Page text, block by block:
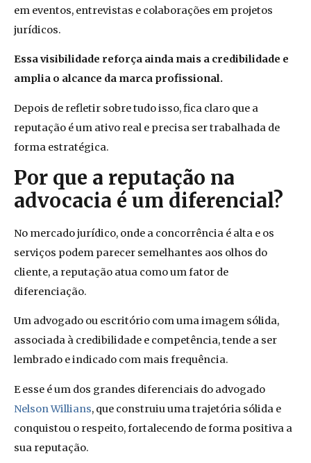
em eventos, entrevistas e colaborações em projetos
jurídicos.
Essa visibilidade reforça ainda mais a credibilidade e
amplia o alcance da marca profissional.
Depois de refletir sobre tudo isso, fica claro que a
reputação é um ativo real e precisa ser trabalhada de
forma estratégica.
Por que a reputação na
advocacia é um diferencial?
No mercado jurídico, onde a concorrência é alta e os
serviços podem parecer semelhantes aos olhos do
cliente, a reputação atua como um fator de
diferenciação.
Um advogado ou escritório com uma imagem sólida,
associada à credibilidade e competência, tende a ser
lembrado e indicado com mais frequência.
E esse é um dos grandes diferenciais do advogado
Nelson Willians, que construiu uma trajetória sólida e
conquistou o respeito, fortalecendo de forma positiva a
sua reputação.